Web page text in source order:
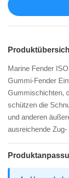
Marine Fender
Gummi-Fender
Gummischichten,
schützen die
und anderen
ausreichende Zug-